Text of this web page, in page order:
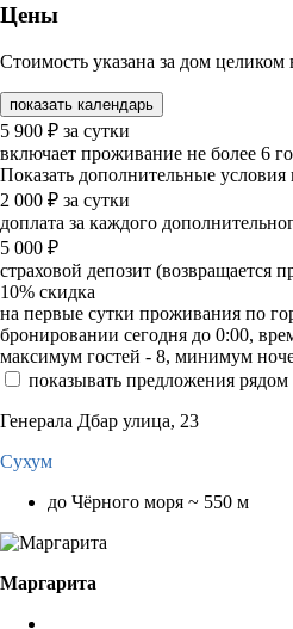
Цены
Стоимость указана за дом
показать календарь
5 900 ₽ за сутки
включает проживание не более 6
Показать дополнительные условия
2 000 ₽ за сутки
доплата за каждого
5 000 ₽
страховой депозит (возвращается
10% скидка
на первые сутки проживания по
бронировании сегодня до 0:00,
максимум гостей - 8, минимум
показывать предложения рядом
Генерала Дбар улица, 23
Сухум
до Чёрного моря ~ 550 м
Маргарита